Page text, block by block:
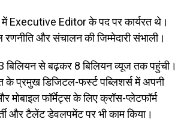
Executive Editor के पद पर कार्यरत थे।
रणनीति और संचालन की जिम्मेदारी संभाली।
बिलियन से बढ़कर 8 बिलियन व्यूज तक पहुंची।
के प्रमुख डिजिटल-फर्स्ट पब्लिशर्स में अपनी
मोबाइल फॉर्मेट्स के लिए क्रॉस-प्लेटफॉर्म
और टैलेंट डेवलपमेंट पर भी काम किया।